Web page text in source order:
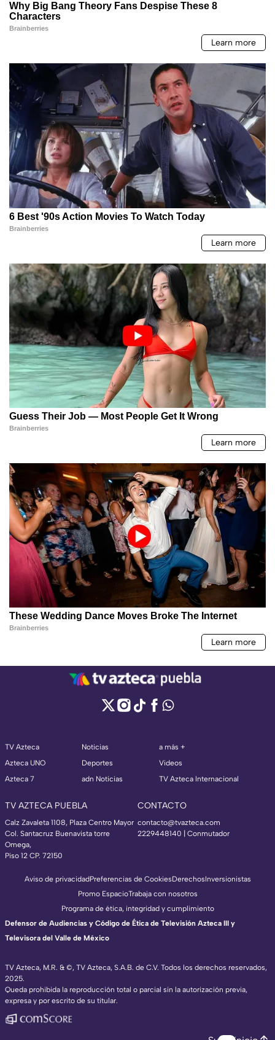
TV Azteca
Azteca UNO
Azteca 7
Noticias
Deportes
adn Noticias
a más +
Videos
TV Azteca Internacional
TV AZTECA PUEBLA
Calz Zavaleta 1108, Plaza Centro Mayor
Col. Santacruz Buenavista torre
Omega,
Piso 12 CP. 72150
CONTACTO
contacto@tvazteca.com
2229448140 | Conmutador
TV Azteca, M.R. & ©, TV Azteca, S.A.B. de C.V. Todos los derechos reservados,
2025.
Queda prohibida la reproducción total o parcial sin la autorización previa,
expresa y por escrito de su titular.
Aviso de privacidadPreferencias de CookiesDerechosInversionistas
Promo EspacioTrabaja con nosotros
Programa de ética, integridad y cumplimiento
Defensor de Audiencias y Código de Ética de Televisión Azteca III y
Televisora del Valle de México